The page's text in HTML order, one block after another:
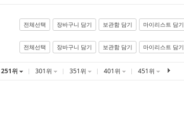
전체선택 장바구니 담기 보관함 담기 마이리스트 담기
전체선택 장바구니 담기 보관함 담기 마이리스트 담기
251위 301위 351위 401위 451위